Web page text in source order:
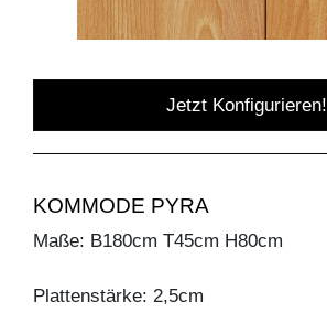
Jetzt Konfigurieren!
KOMMODE PYRA
Maße: B180cm T45cm H80cm
Plattenstärke: 2,5cm